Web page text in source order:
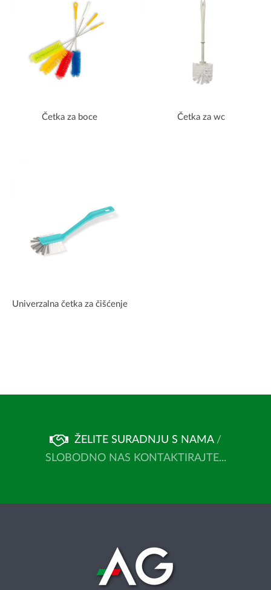
Četka za boce Četka za wc
Univerzalna četka za čišćenje
ŽELITE SURADNJU S NAMA /
SLOBODNO NAS KONTAKTIRAJTE...